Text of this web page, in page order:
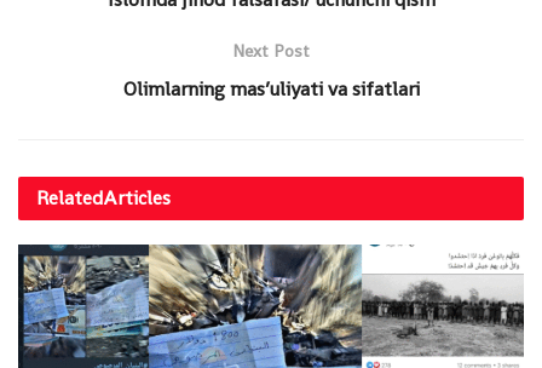
Next Post
Olimlarning mas’uliyati va sifatlari
RelatedArticles